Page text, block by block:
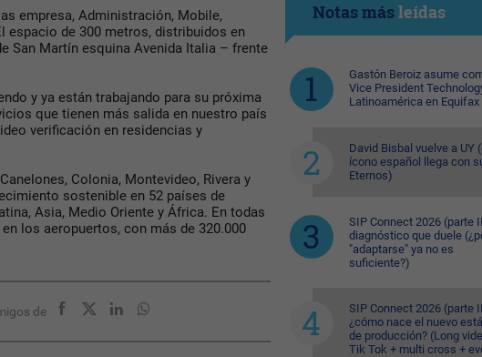
empresa, Administración, Mobile,
espacio de 300 metros, distribuidos en
San Martín esquina Avenida Italia – frente
y ya están trabajando para su próxima
que tienen más salida en nuestro país
verificación en residencias y
Colonia, Montevideo, Rivera y
sostenible en 52 países de
Asia, Medio Oriente y África. En todas
los aeropuertos, con más de 320.000
de
Notas másleídas
Gastón Beroiz asume
Vice President
Latinoamérica en Equifax
David Bisbal vuelve a UY
ícono español llega con
Eternos)
SIP Connect 2026 (parte
diagnóstico que duele
"adaptarse" ya no es
suficiente?)
SIP Connect 2026 (parte
¿cómo nace el nuevo
de producción? (Long
Tik Tok + multi cross +